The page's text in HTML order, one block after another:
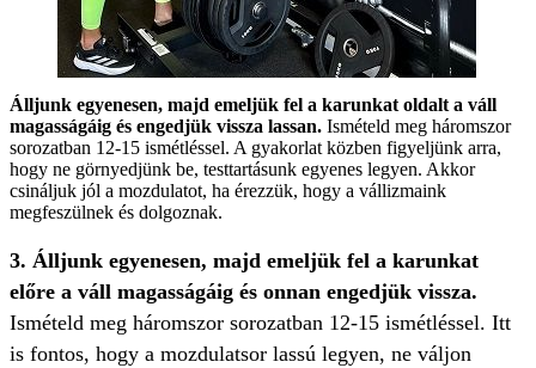
Álljunk egyenesen, majd emeljük fel a karunkat oldalt a váll
magasságáig és engedjük vissza lassan. Ismételd meg háromszor
sorozatban 12-15 ismétléssel. A gyakorlat közben figyeljünk arra,
hogy ne görnyedjünk be, testtartásunk egyenes legyen. Akkor
csináljuk jól a mozdulatot, ha érezzük, hogy a vállizmaink
megfeszülnek és dolgoznak.
3. Álljunk egyenesen, majd emeljük fel a karunkat
előre a váll magasságáig és onnan engedjük vissza.
Ismételd meg háromszor sorozatban 12-15 ismétléssel. Itt
is fontos, hogy a mozdulatsor lassú legyen, ne váljon